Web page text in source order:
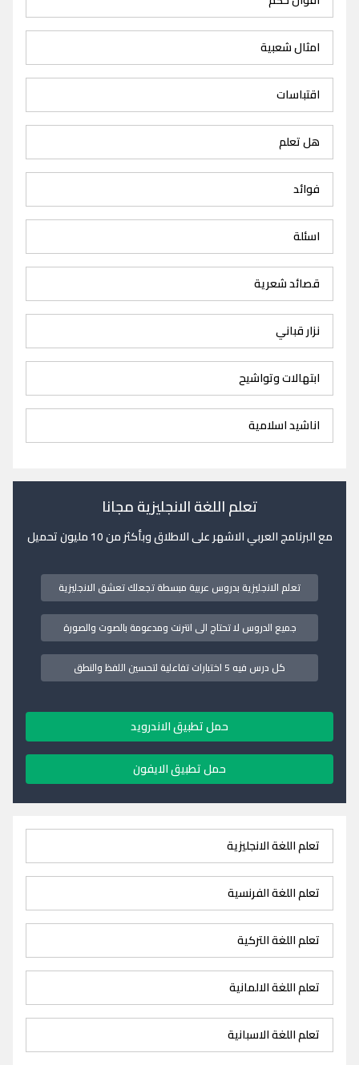
امثال شعبية
اقتباسات
هل تعلم
فوائد
اسئلة
قصائد شعرية
نزار قباني
ابتهالات وتواشيح
اناشيد اسلامية
تعلم اللغة الانجليزية مجانا
مع البرنامج العربي الاشهر على الاطلاق وبأكثر من 10 مليون تحميل
تعلم الانجليزية بدروس عربية مبسطة تجعلك تعشق الانجليزية
جميع الدروس لا تحتاج الى انترنت ومدعومة بالصوت والصورة
كل درس فيه 5 اختبارات تفاعلية لتحسين اللفظ والنطق
حمل تطبيق الاندرويد
حمل تطبيق الايفون
تعلم اللغة الانجليزية
تعلم اللغة الفرنسية
تعلم اللغة التركية
تعلم اللغة الالمانية
تعلم اللغة الاسبانية